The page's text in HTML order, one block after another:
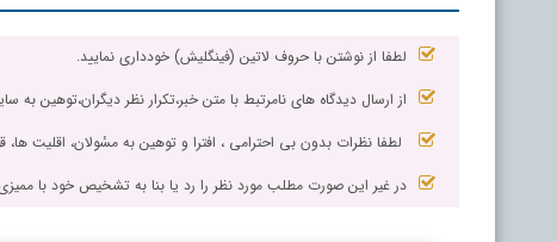
لطفا از نوشتن با حروف لاتین (فینگلیش) خودداری نمایید.
از ارسال دیدگاه های نامرتبط با متن خبر،تکرار نظر دیگران،توهین به
لطفا نظرات بدون بی احترامی ، افترا و توهین به مسٔولان، اقلیت
در غیر این صورت مطلب مورد نظر را رد یا بنا به تشخیص خود با